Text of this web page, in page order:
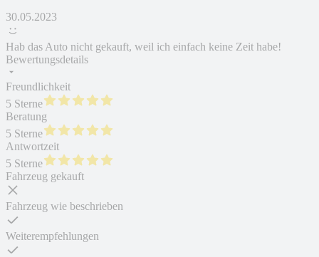
30.05.2023
Hab das Auto nicht gekauft, weil ich einfach keine Zeit habe!
Bewertungsdetails
Freundlichkeit
5 Sterne
Beratung
5 Sterne
Antwortzeit
5 Sterne
Fahrzeug gekauft
Fahrzeug wie beschrieben
Weiterempfehlungen